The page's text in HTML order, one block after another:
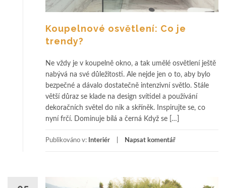
Koupelnové osvětlení: Co je
trendy?
Ne vždy je v koupelně okno, a tak umělé osvětlení ještě
nabývá na své důležitosti. Ale nejde jen o to, aby bylo
bezpečné a dávalo dostatečně intenzivní světlo. Stále
větší důraz se klade na design svítidel a používání
dekoračních světel do nik a skříněk. Inspirujte se, co
nyní frčí. Dominuje bílá a černá Když se […]
Publikováno v: Interiér Napsat komentář